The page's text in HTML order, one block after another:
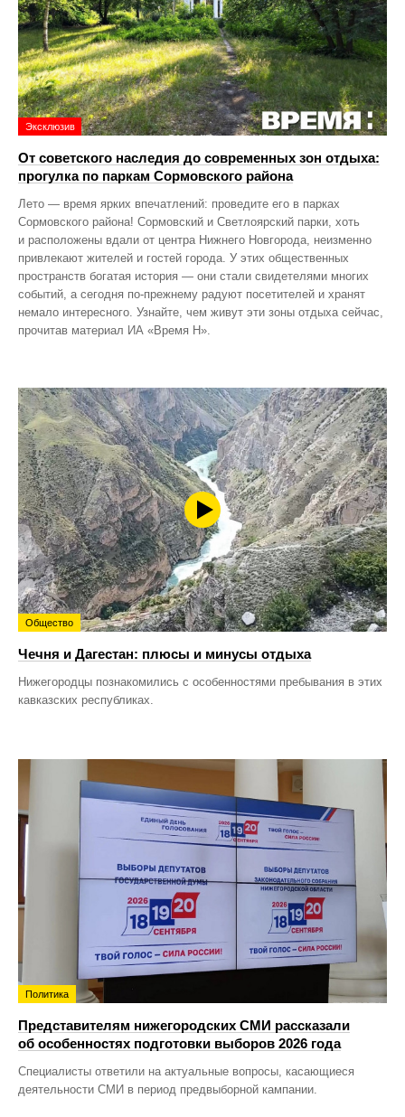
Эксклюзив
От советского наследия до современных зон отдыха:
прогулка по паркам Сормовского района
Лето — время ярких впечатлений: проведите его в парках
Сормовского района! Сормовский и Светлоярский парки, хоть
и расположены вдали от центра Нижнего Новгорода, неизменно
привлекают жителей и гостей города. У этих общественных
пространств богатая история — они стали свидетелями многих
событий, а сегодня по‑прежнему радуют посетителей и хранят
немало интересного. Узнайте, чем живут эти зоны отдыха сейчас,
прочитав материал ИА «Время Н».
Общество
Чечня и Дагестан: плюсы и минусы отдыха
Нижегородцы познакомились с особенностями пребывания в этих
кавказских республиках.
Политика
Представителям нижегородских СМИ рассказали
об особенностях подготовки выборов 2026 года
Специалисты ответили на актуальные вопросы, касающиеся
деятельности СМИ в период предвыборной кампании.